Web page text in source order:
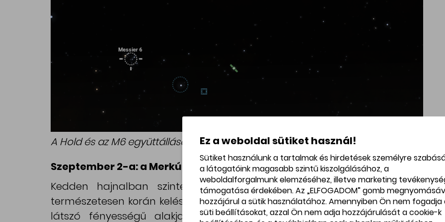
A Hold és az M6 együttállása.
Szeptember 2-a: a Merkúr és a Regulus együttállása
Kedden hajnalban szintén együttállás tanúi lehetünk derült idő és
természetesen korán kelés esetén. Ekkor ugyanis a Merkúr -1,4 magnitúdós
látszó fényességű alakja az Oroszlán csillagképbe ér, mégpedig a
Ez a weboldal sütiket használ!
Sütiket használunk a tartalmak és hirdetések személyre
a látogatóink magasabb szintű kiszolgálásához, a
weboldalforgalmunk elemzéséhez, illetve marketing
támogatása érdekében. Az „ELFOGADOM” gomb
hozzájárul a sütik használatához. Amennyiben Ön nem fogadja
süti beállításokat, azzal Ön nem adja hozzájárulását a cookie-k